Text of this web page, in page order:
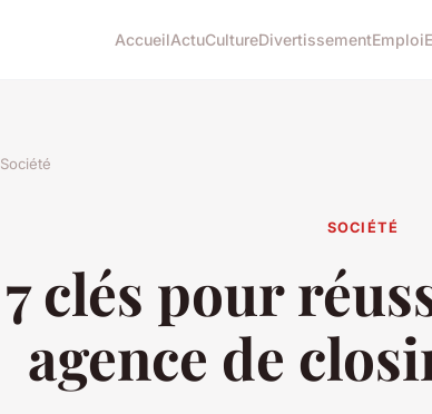
AccueilActuCultureDivertissementEmploi
Société
SOCIÉTÉ
7 clés pour
agence de